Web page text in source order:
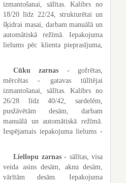
izmantošanai, sālītas. Kalibrs no
18/20 līdz 22/24, strukturētai un
šķidrai masai, darbam manuālā un
automātiskā režīmā. Iepakojuma
lielums pēc klienta pieprasījuma,
Cūku zarnas - gofrētas,
mērcētas - gatavas tūlītējai
izmantošanai, sālītas. Kalibrs no
26/28 līdz 40/42, sardelēm,
pusžāvētām desām, darbam
manuālā un automātiskā režīmā.
Iespējamais iepakojuma lielums -
Liellopu zarnas- sālītas, visa
veida asins desām, aknu desām,
vārītām desām. Iepakojuma